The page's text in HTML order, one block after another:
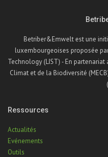
Betriber&Emwelt est une
luxembourgeoises proposée
Technology (LIST) - En
Climat et de la Biodiversité
Ressources
Actualités
Evénements
Outils